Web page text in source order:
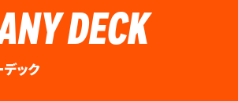
DECK
ック